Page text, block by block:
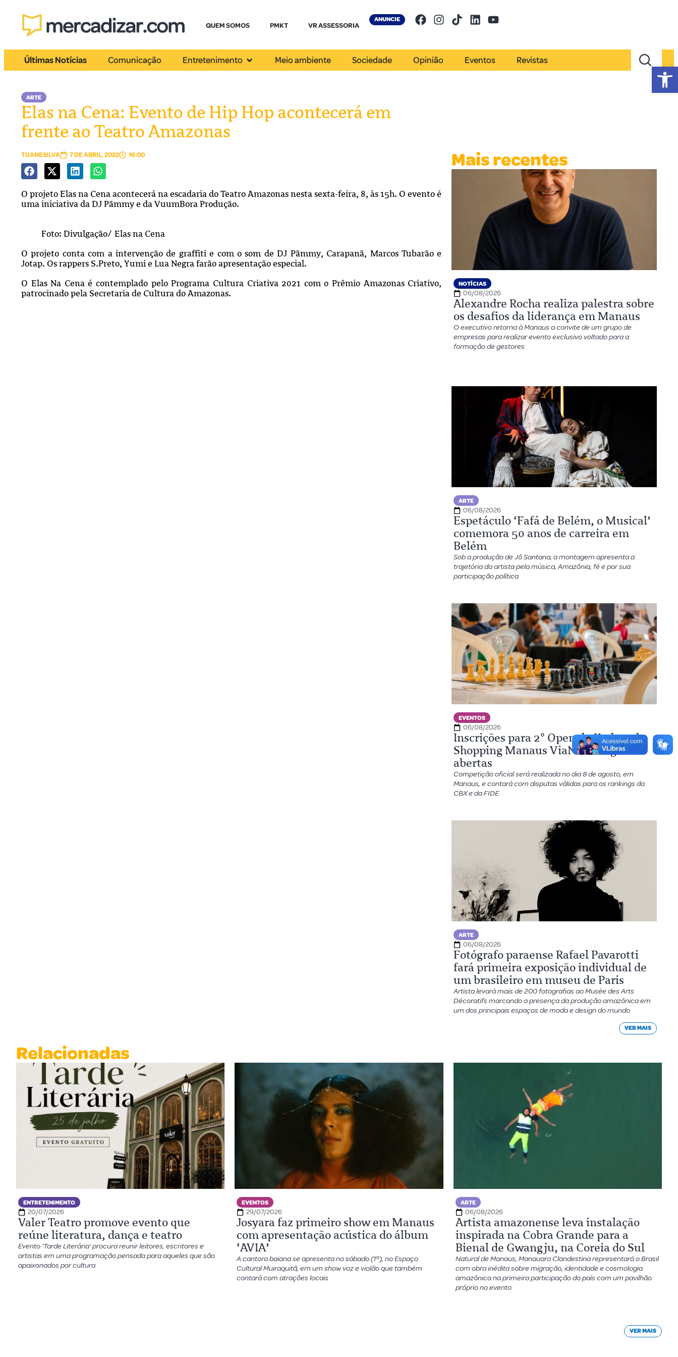
QUEM SOMOS PMKT VR ASSESSORIA
ANUNCIE
Últimas Notícias Comunicação Entretenimento Meio ambiente Sociedade Opinião Eventos Revistas
ARTE
Elas na Cena: Evento de Hip Hop acontecerá em
frente ao Teatro Amazonas
TUANESILVA 7 DE ABRIL, 2022 16:00
O projeto Elas na Cena acontecerá na escadaria do Teatro Amazonas nesta sexta-feira, 8, às 15h. O evento é
uma iniciativa da DJ Pãmmy e da VuumBora Produção.
Foto: Divulgação/ Elas na Cena
O projeto conta com a intervenção de graffiti e com o som de DJ Pãmmy, Carapanã, Marcos Tubarão e
Jotap. Os rappers S.Preto, Yumi e Lua Negra farão apresentação especial.
O Elas Na Cena é contemplado pelo Programa Cultura Criativa 2021 com o Prêmio Amazonas Criativo,
patrocinado pela Secretaria de Cultura do Amazonas.
Mais recentes
NOTÍCIAS
06/08/2026
Alexandre Rocha realiza palestra sobre
os desafios da liderança em Manaus
O executivo retorna à Manaus a convite de um grupo de
empresas para realizar evento exclusivo voltado para a
formação de gestores
ARTE
06/08/2026
Espetáculo ‘Fafá de Belém, o Musical’
comemora 50 anos de carreira em
Belém
Sob a produção de Jô Santana, a montagem apresenta a
trajetória da artista pela música, Amazônia, fé e por sua
participação política
EVENTOS
06/08/2026
Inscrições para 2º Open de Xadrez do
Shopping Manaus ViaNorte seguem
abertas
Competição oficial será realizada no dia 8 de agosto, em
Manaus, e contará com disputas válidas para os rankings da
CBX e da FIDE
ARTE
06/08/2026
Fotógrafo paraense Rafael Pavarotti
fará primeira exposição individual de
um brasileiro em museu de Paris
Artista levará mais de 200 fotografias ao Musée des Arts
Décoratifs marcando a presença da produção amazônica em
um dos principais espaços de moda e design do mundo
VER MAIS
Relacionadas
ENTRETENIMENTO
20/07/2026
Valer Teatro promove evento que
reúne literatura, dança e teatro
Evento ‘Tarde Literária’ procura reunir leitores, escritores e
artistas em uma programação pensada para aqueles que são
apaixonados por cultura
EVENTOS
29/07/2026
Josyara faz primeiro show em Manaus
com apresentação acústica do álbum
‘AVIA’
A cantora baiana se apresenta no sábado (1º), no Espaço
Cultural Muiraquitã, em um show voz e violão que também
contará com atrações locais
ARTE
06/08/2026
Artista amazonense leva instalação
inspirada na Cobra Grande para a
Bienal de Gwangju, na Coreia do Sul
Natural de Manaus, Manauara Clandestina representará o Brasil
com obra inédita sobre migração, identidade e cosmologia
amazônica na primeira participação do país com um pavilhão
próprio no evento
VER MAIS